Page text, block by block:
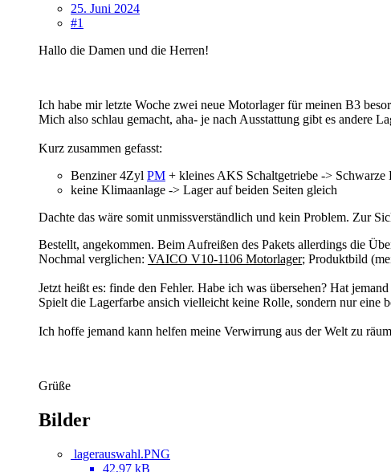
25. Juni 2024
#1
Hallo die Damen und die Herren!
Ich habe mir letzte Woche zwei neue Motorlager für meinen B3
Mich also schlau gemacht, aha- je nach Ausstattung gibt es andere
Kurz zusammen gefasst:
Benziner 4Zyl PM + kleines AKS Schaltgetriebe ->
keine Klimaanlage -> Lager auf beiden Seiten gleich
Dachte das wäre somit unmissverständlich und kein Problem. Zur
Bestellt, angekommen. Beim Aufreißen des Pakets allerdings die
Nochmal verglichen: VAICO V10-1106 Motorlager; Produktbild
Jetzt heißt es: finde den Fehler. Habe ich was übersehen? Hat
Spielt die Lagerfarbe ansich vielleicht keine Rolle, sondern nur eine
Ich hoffe jemand kann helfen meine Verwirrung aus der Welt zu
Grüße
Bilder
lagerauswahl.PNG
42,97 kB